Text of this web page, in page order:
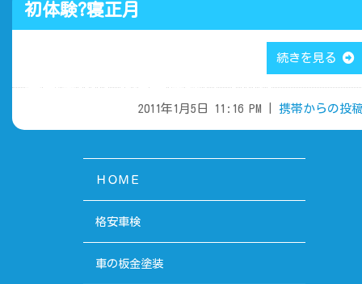
初体験?寝正月
倉敷市中庄で板金塗装はマルソー
続きを見る
2011年1月5日 11:16 PM | 携帯からの投
ＨＯＭＥ
格安車検
車の板金塗装